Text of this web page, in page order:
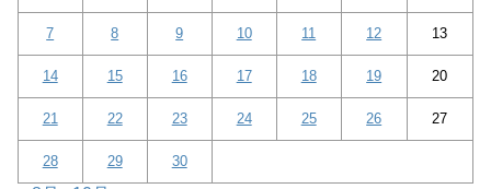
7 8 9 10 11 12 13
14 15 16 17 18 19 20
21 22 23 24 25 26 27
28 29 30